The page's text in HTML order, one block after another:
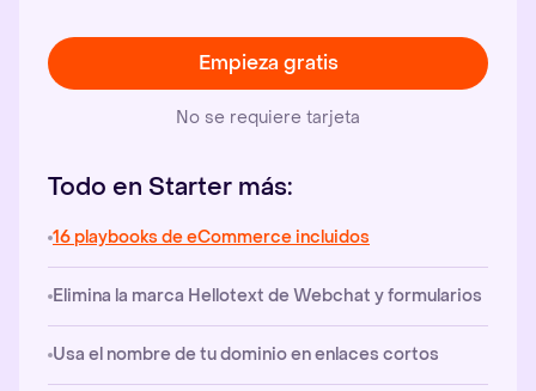
Empieza gratis
No se requiere tarjeta
Todo en Starter más:
16 playbooks de eCommerce incluidos
Elimina la marca Hellotext de Webchat y formularios
Usa el nombre de tu dominio en enlaces cortos